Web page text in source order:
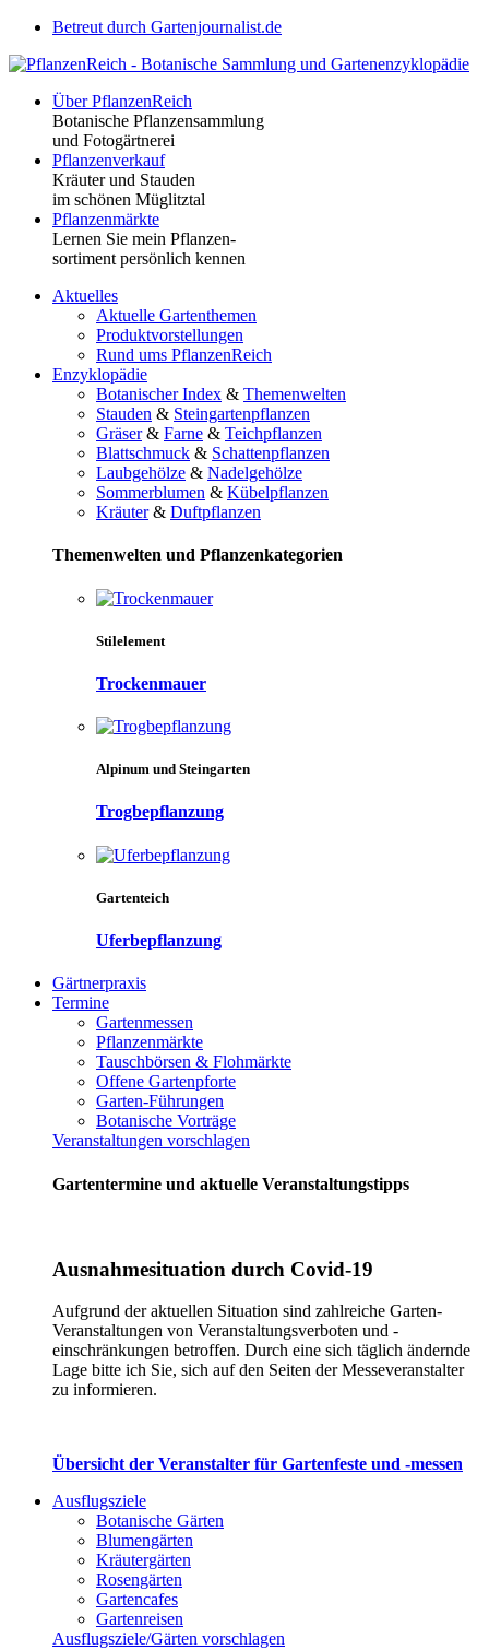
Betreut durch Gartenjournalist.de
Über PflanzenReich
Botanische Pflanzensammlung
und Fotogärtnerei
Pflanzenverkauf
Kräuter und Stauden
im schönen Müglitztal
Pflanzenmärkte
Lernen Sie mein Pflanzen-
sortiment persönlich kennen
Aktuelles
Aktuelle Gartenthemen
Produktvorstellungen
Rund ums PflanzenReich
Enzyklopädie
Botanischer Index & Themenwelten
Stauden & Steingartenpflanzen
Gräser& Farne & Teichpflanzen
Blattschmuck & Schattenpflanzen
Laubgehölze & Nadelgehölze
Sommerblumen & Kübelpflanzen
Kräuter& Duftpflanzen
Themenwelten und Pflanzenkategorien
Stilelement
Trockenmauer
Alpinum und Steingarten
Trogbepflanzung
Gartenteich
Uferbepflanzung
Gärtnerpraxis
Termine
Gartenmessen
Pflanzenmärkte
Tauschbörsen & Flohmärkte
Offene Gartenpforte
Garten-Führungen
Botanische Vorträge
Veranstaltungen vorschlagen
Gartentermine und aktuelle Veranstaltungstipps
Ausnahmesituation durch Covid-19
Aufgrund der aktuellen Situation sind zahlreiche Garten-
Veranstaltungen von Veranstaltungsverboten und -
einschränkungen betroffen. Durch eine sich täglich ändernde
Lage bitte ich Sie, sich auf den Seiten der Messeveranstalter
zu informieren.
Übersicht der Veranstalter für Gartenfeste und -messen
Ausflugsziele
Botanische Gärten
Blumengärten
Kräutergärten
Rosengärten
Gartencafes
Gartenreisen
Ausflugsziele/Gärten vorschlagen